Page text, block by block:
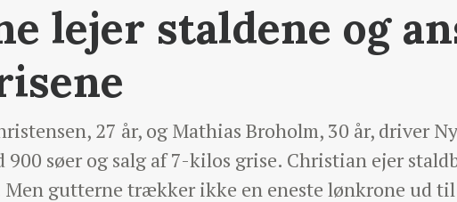
lejer staldene og
27 år, og Mathias Broholm, 30 år, driver
søer og salg af 7-kilos grise. Christian ejer
Men gutterne trækker ikke en eneste lønkrone ud til